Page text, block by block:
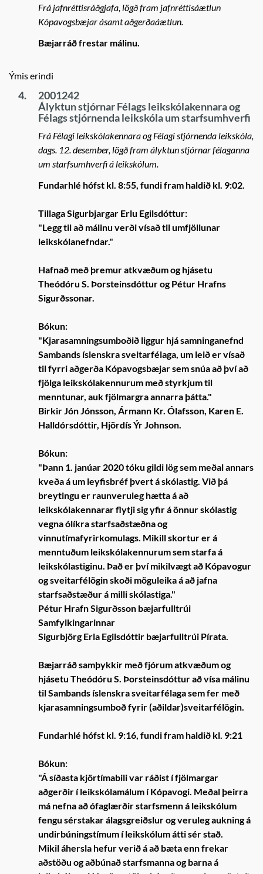
Frá jafnréttisráðgjafa, lögð fram jafnréttisáætlun
Kópavogsbæjar ásamt aðgerðaáætlun.
Bæjarráð frestar málinu.
Ýmis erindi
4.
2001242
Ályktun stjórnar Félags leikskólakennara og
Félags stjórnenda leikskóla um starfsumhverfi
Frá Félagi leikskólakennara og Félagi stjórnenda leikskóla,
dags. 12. desember, lögð fram ályktun stjórnar félaganna
um starfsumhverfi á leikskólum.
Fundarhlé hófst kl. 8:55, fundi fram haldið kl. 9:02.
Tillaga Sigurbjargar Erlu Egilsdóttur:
"Legg til að málinu verði vísað til umfjöllunar
leikskólanefndar."
Hafnað með þremur atkvæðum og hjásetu
Theódóru S. Þorsteinsdóttur og Pétur Hrafns
Sigurðssonar.
Bókun:
"Kjarasamningsumboðið liggur hjá samninganefnd
Sambands íslenskra sveitarfélaga, um leið er vísað
til fyrri aðgerða Kópavogsbæjar sem snúa að því að
fjölga leikskólakennurum með styrkjum til
menntunar, auk fjölmargra annarra þátta."
Birkir Jón Jónsson, Ármann Kr. Ólafsson, Karen E.
Halldórsdóttir, Hjördís Ýr Johnson.
Bókun:
"Þann 1. janúar 2020 tóku gildi lög sem meðal annars
kveða á um leyfisbréf þvert á skólastig. Við þá
breytingu er raunveruleg hætta á að
leikskólakennarar flytji sig yfir á önnur skólastig
vegna ólíkra starfsaðstæðna og
vinnutímafyrirkomulags. Mikill skortur er á
menntuðum leikskólakennurum sem starfa á
leikskólastiginu. Það er því mikilvægt að Kópavogur
og sveitarfélögin skoði möguleika á að jafna
starfsaðstæður á milli skólastiga."
Pétur Hrafn Sigurðsson bæjarfulltrúi
Samfylkingarinnar
Sigurbjörg Erla Egilsdóttir bæjarfulltrúi Pírata.
Bæjarráð samþykkir með fjórum atkvæðum og
hjásetu Theódóru S. Þorsteinsdóttur að vísa málinu
til Sambands íslenskra sveitarfélaga sem fer með
kjarasamningsumboð fyrir (aðildar)sveitarfélögin.
Fundarhlé hófst kl. 9:16, fundi fram haldið kl. 9:21
Bókun:
"Á síðasta kjörtímabili var ráðist í fjölmargar
aðgerðir í leikskólamálum í Kópavogi. Meðal þeirra
má nefna að ófaglærðir starfsmenn á leikskólum
fengu sérstakar álagsgreiðslur og veruleg aukning á
undirbúningstímum í leikskólum átti sér stað.
Mikil áhersla hefur verið á að bæta enn frekar
aðstöðu og aðbúnað starfsmanna og barna á